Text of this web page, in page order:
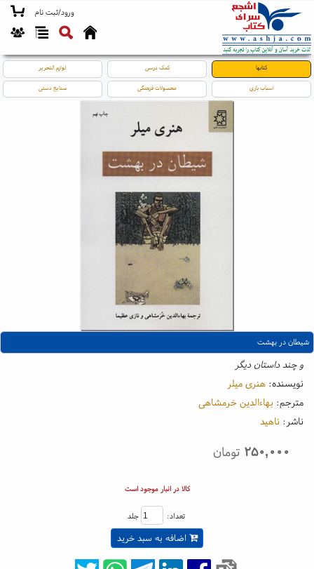
ورود/ثبت نام
کتابها کمک درسی لوازم التحریر
اسباب بازی محصولات فرهنگی صنایع دستی
شیطان در بهشت
و چند داستان دیگر
نویسنده: هنری میلر
مترجم: بهاءالدین خرمشاهی
ناشر: ناهید
۲۵۰,۰۰۰ تومان
کالا در انبار موجود است
تعداد: جلد
اضافه به سبد خرید